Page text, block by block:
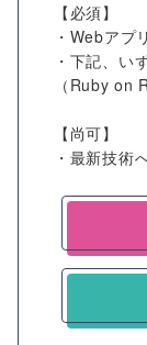
【必須】
・Webアプ
・下記、い
（Ruby on
【尚可】
・最新技術